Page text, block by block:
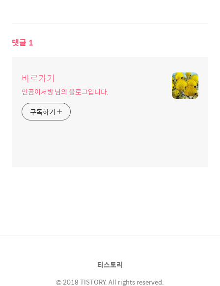
댓글 1
바로가기
민곰이서방 님의 블로그입니다.
구독하기
티스토리
© 2018 TISTORY. All rights reserved.